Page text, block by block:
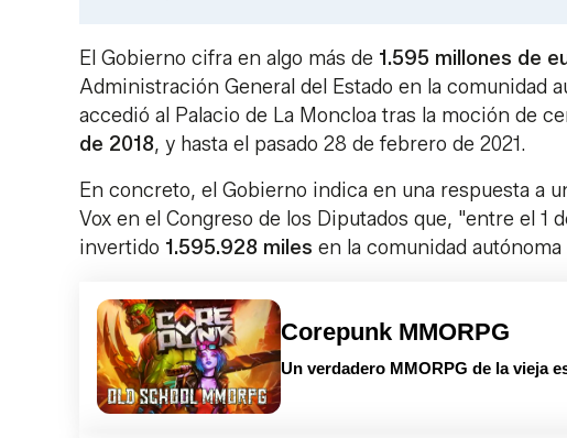
El Gobierno cifra en algo más de 1.595 millones de
Administración General del Estado en la comunidad
accedió al Palacio de La Moncloa tras la moción de
de 2018, y hasta el pasado 28 de febrero de 2021.
En concreto, el Gobierno indica en una respuesta a
Vox en el Congreso de los Diputados que, "entre el 1
invertido 1.595.928 miles en la comunidad
Corepunk MMORPG
Un verdadero MMORPG de la vieja